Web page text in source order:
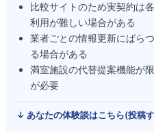
比較サイトのため実契約は
利用が難しい場合がある
業者ごとの情報更新にばら
る場合がある
満室施設の代替提案機能が
が必要
↓ あなたの体験談はこちら(投稿